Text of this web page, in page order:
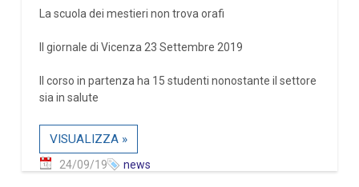
La scuola dei mestieri non trova orafi
Il giornale di Vicenza 23 Settembre 2019
Il corso in partenza ha 15 studenti nonostante il settore
sia in salute
VISUALIZZA »
24/09/19 news